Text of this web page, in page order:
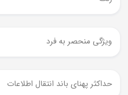
ویژگی منحصر به فرد
حداکثر پهنای باند انتقال اطلاعات